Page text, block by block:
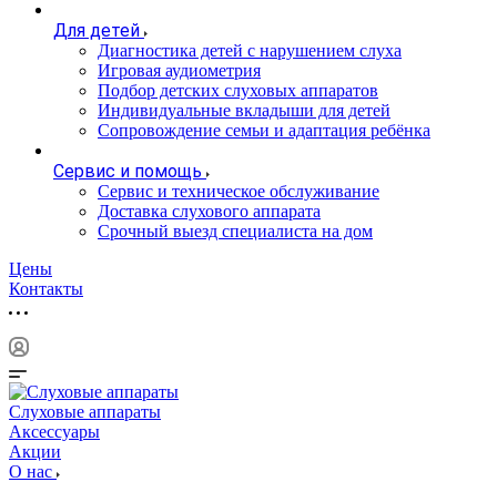
Для детей
Диагностика детей с нарушением слуха
Игровая аудиометрия
Подбор детских слуховых аппаратов
Индивидуальные вкладыши для детей
Сопровождение семьи и адаптация ребёнка
Сервис и помощь
Сервис и техническое обслуживание
Доставка слухового аппарата
Срочный выезд специалиста на дом
Цены
Контакты
Слуховые аппараты
Аксессуары
Акции
О нас